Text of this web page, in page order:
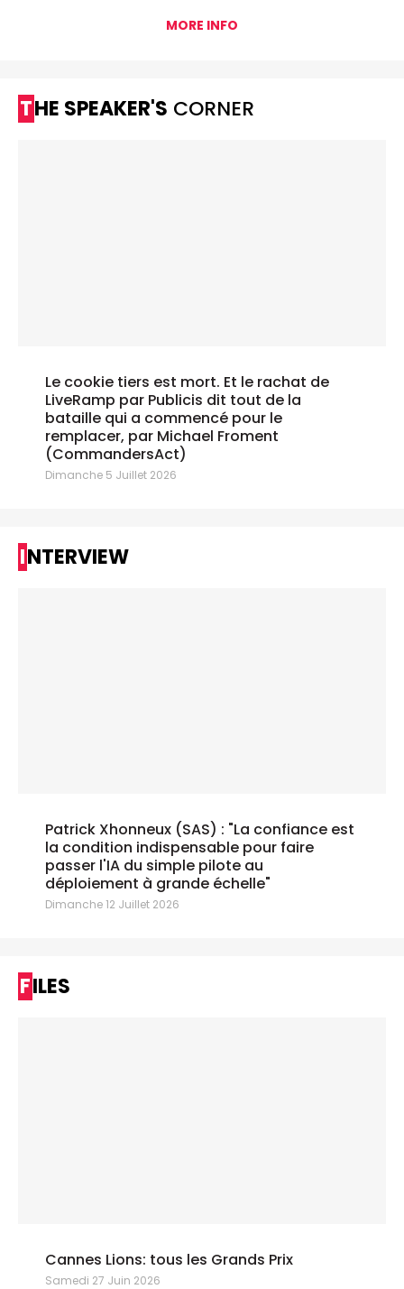
MORE INFO
THE SPEAKER'S CORNER
Le cookie tiers est mort. Et le rachat de
LiveRamp par Publicis dit tout de la
bataille qui a commencé pour le
remplacer, par Michael Froment
(CommandersAct)
Dimanche 5 Juillet 2026
INTERVIEW
Patrick Xhonneux (SAS) : "La confiance est
la condition indispensable pour faire
passer l'IA du simple pilote au
déploiement à grande échelle"
Dimanche 12 Juillet 2026
FILES
Cannes Lions: tous les Grands Prix
Samedi 27 Juin 2026